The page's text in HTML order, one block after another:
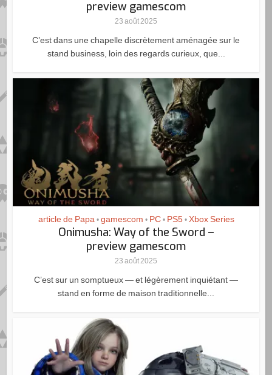
preview gamescom
23 août 2025
C’est dans une chapelle discrètement aménagée sur le
stand business, loin des regards curieux, que...
article de Papa • gamescom • PC • PS5 • Xbox Series
Onimusha: Way of the Sword –
preview gamescom
23 août 2025
C’est sur un somptueux — et légèrement inquiétant —
stand en forme de maison traditionnelle...